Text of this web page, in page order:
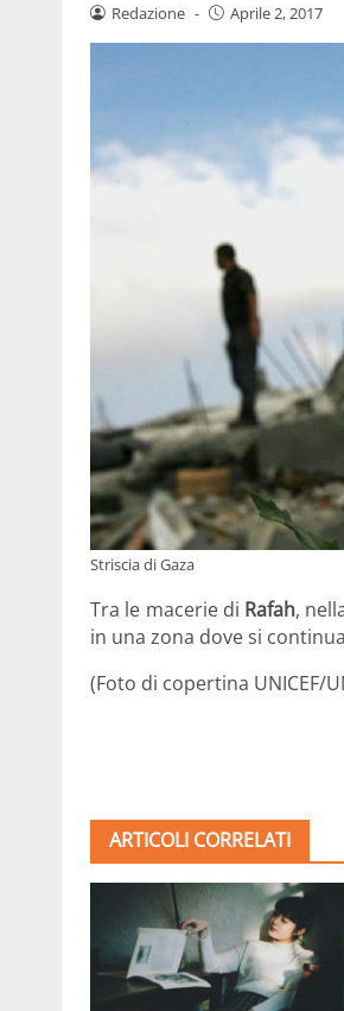
Redazione - Aprile 2, 2017
Striscia di Gaza
Tra le macerie di Rafah,
in una zona dove si
(Foto di copertina UNICEF/
ARTICOLI CORRELATI